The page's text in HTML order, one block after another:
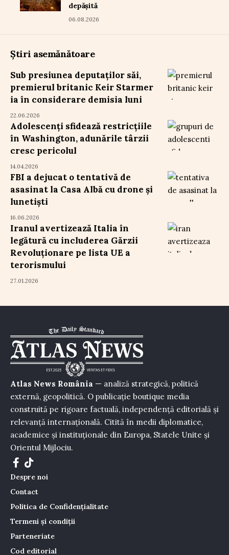
depășită
06.08.2026
Știri asemănătoare
Sub presiunea deputaților săi,
premierul britanic Keir Starmer
ia în considerare demisia luni
22.06.2026
Adolescenți sfidează restricțiile
în Washington, adunările târzii
cresc pericolul
14.04.2026
FBI a dejucat o tentativă de
asasinat la Casa Albă cu drone și
lunetiști
16.06.2026
Iranul avertizează Italia în
legătură cu includerea Gărzii
Revoluționare pe lista UE a
terorismului
27.01.2026
Atlas News România — analiză strategică, politică
externă, geopolitică. O publicație boutique media
construită pe rigoare factuală, independență editorială și
relevanță internațională. Citită în medii diplomatice,
academice și instituționale din Europa, Statele Unite și
Orientul Mijlociu.
Despre noi
Contact
Politica de Confidențialitate
Termeni și condiții
Parteneriate
Cod editorial